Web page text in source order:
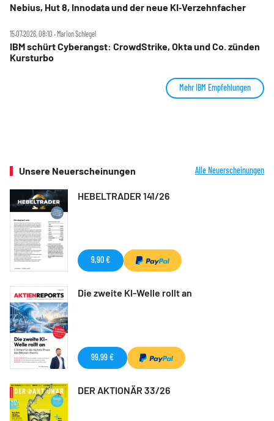
Nebius, Hut 8, Innodata und der neue KI‑Verzehnfacher
15.07.2026, 08:10 ‧ Marion Schlegel
IBM schürt Cyberangst: CrowdStrike, Okta und Co. zünden
Kursturbo
Mehr IBM Empfehlungen
Unsere Neuerscheinungen Alle Neuerscheinungen
HEBELTRADER 141/26
9,90 €
Die zweite KI-Welle rollt an
99,99 €
DER AKTIONÄR 33/26